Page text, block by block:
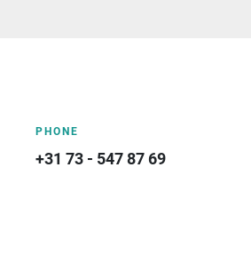
PHONE
+31 73 - 547 87 69